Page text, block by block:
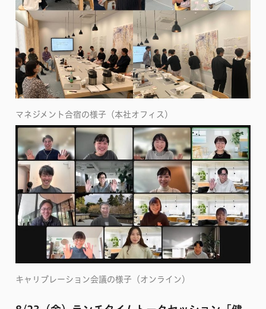
マネジメント合宿の様子（本社オフィス）
キャリブレーション会議の様子（オンライン）